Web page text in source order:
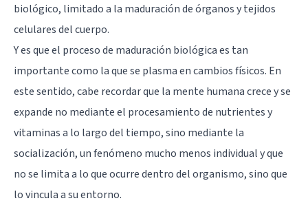
biológico, limitado a la maduración de órganos y tejidos
celulares del cuerpo.
Y es que el proceso de maduración biológica es tan
importante como la que se plasma en cambios físicos. En
este sentido, cabe recordar que la mente humana crece y se
expande no mediante el procesamiento de nutrientes y
vitaminas a lo largo del tiempo, sino mediante la
socialización, un fenómeno mucho menos individual y que
no se limita a lo que ocurre dentro del organismo, sino que
lo vincula a su entorno.